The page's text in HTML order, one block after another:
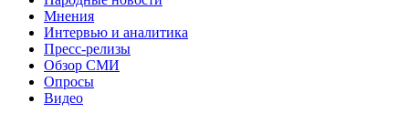
Мнения
Интервью и аналитика
Пресс-релизы
Обзор СМИ
Опросы
Видео